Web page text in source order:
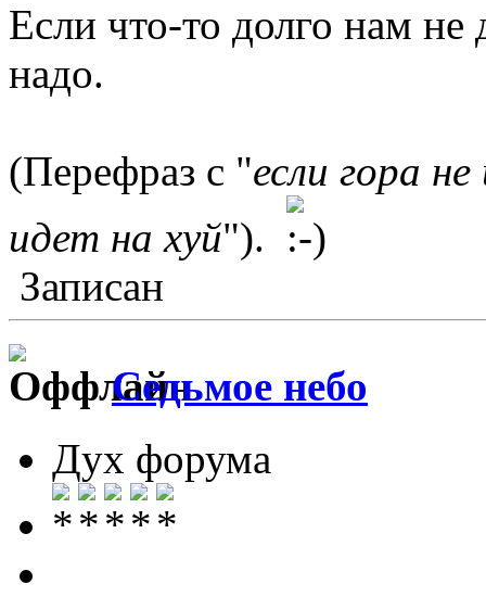
Если что-то долго нам не
надо.
(Перефраз с "если гора
идет на хуй").
Записан
Седьмое небо
Дух форума